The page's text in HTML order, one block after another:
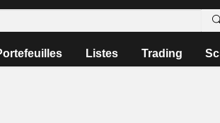
Listes Trading